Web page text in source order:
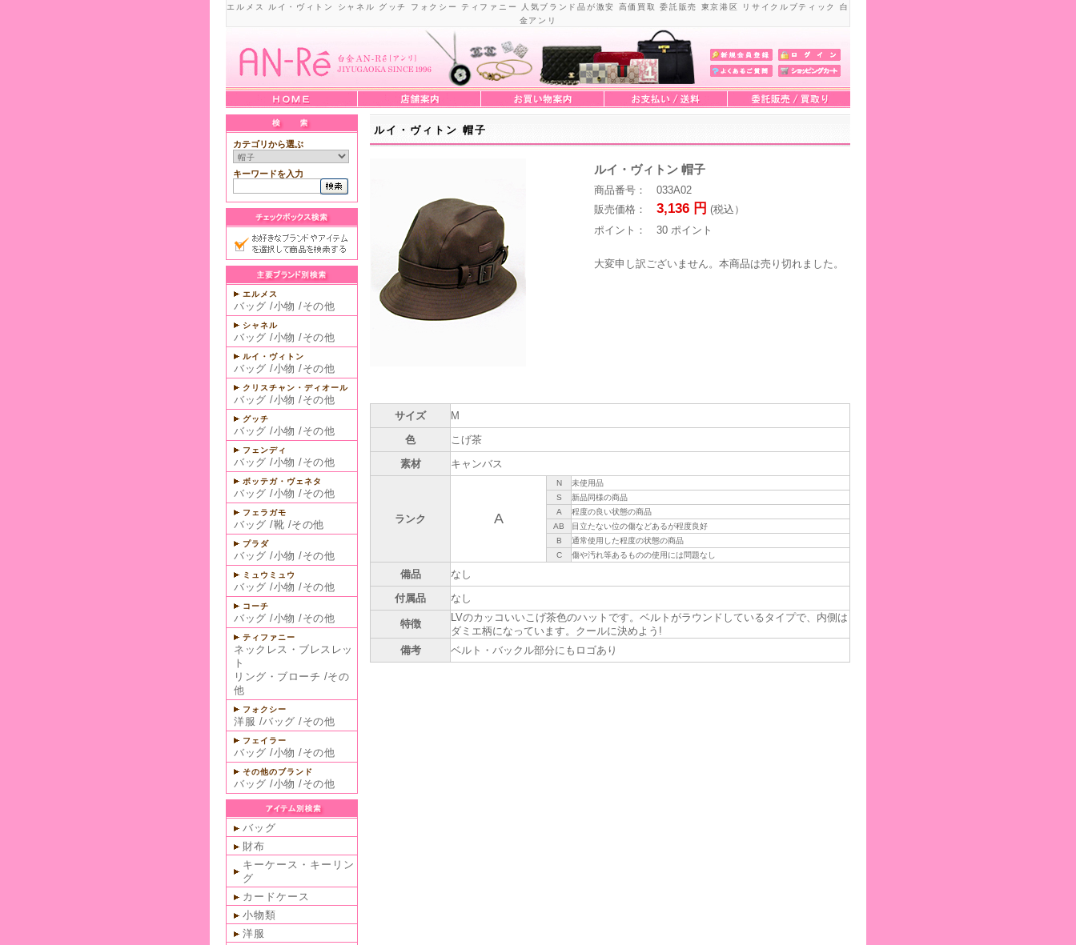
エルメス ルイ・ヴィトン シャネル グッチ フォクシー ティファニー 人気ブランド品が激安 高価買取 委託販売 東京港区 リサイクルブティック 白
金アンリ
カテゴリから選ぶ
キーワードを入力
エルメス
バッグ /小物 /その他
シャネル
バッグ /小物 /その他
ルイ・ヴィトン
バッグ /小物 /その他
クリスチャン・ディオール
バッグ /小物 /その他
グッチ
バッグ /小物 /その他
フェンディ
バッグ /小物 /その他
ボッテガ・ヴェネタ
バッグ /小物 /その他
フェラガモ
バッグ /靴 /その他
プラダ
バッグ /小物 /その他
ミュウミュウ
バッグ /小物 /その他
コーチ
バッグ /小物 /その他
ティファニー
ネックレス・ブレスレッ
ト
リング・ブローチ /その
他
フォクシー
洋服 /バッグ /その他
フェイラー
バッグ /小物 /その他
その他のブランド
バッグ /小物 /その他
バッグ
財布
キーケース・キーリン
グ
カードケース
小物類
洋服
ルイ・ヴィトン 帽子
ルイ・ヴィトン 帽子
商品番号： 033A02
販売価格： 3,136 円 (税込）
ポイント： 30 ポイント
大変申し訳ございません。本商品は売り切れました。
サイズ
M
色
こげ茶
素材
キャンバス
ランク A
N
未使用品
S
新品同様の商品
A
程度の良い状態の商品
AB
目立たない位の傷などあるが程度良好
B
通常使用した程度の状態の商品
C
傷や汚れ等あるものの使用には問題なし
備品
なし
付属品
なし
特徴
LVのカッコいいこげ茶色のハットです。ベルトがラウンドしているタイプで、内側は
ダミエ柄になっています。クールに決めよう!
備考
ベルト・バックル部分にもロゴあり